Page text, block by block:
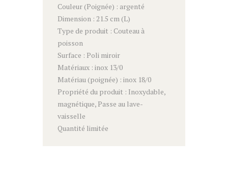
Couleur (Poignée) : argenté
Dimension : 21.5 cm (L)
Type de produit : Couteau à
poisson
Surface : Poli miroir
Matériaux : inox 13/0
Matériau (poignée) : inox 18/0
Propriété du produit : Inoxydable,
magnétique, Passe au lave-
vaisselle
Quantité limitée